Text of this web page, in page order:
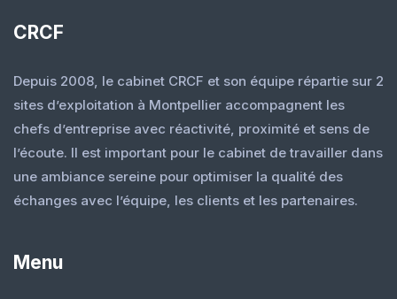
CRCF
Depuis 2008, le cabinet CRCF et son équipe répartie sur 2
sites d’exploitation à Montpellier accompagnent les
chefs d’entreprise avec réactivité, proximité et sens de
l’écoute. Il est important pour le cabinet de travailler dans
une ambiance sereine pour optimiser la qualité des
échanges avec l’équipe, les clients et les partenaires.
Menu